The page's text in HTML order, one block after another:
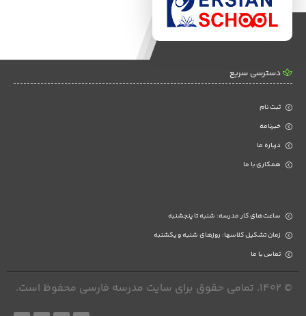
دسترسی سریع
ثبت نام
خبرنامه
درباره ما
همکاری با ما
ساعت‌های کار مدرسه: شنبه تا پنجشنبه
زمان تشکیل کلاسها: روزهای شنبه و یکشنبه
تماس با ما
© 1402. تمامی حقوق برای سایت مدرسه فارسی محفوظ است.